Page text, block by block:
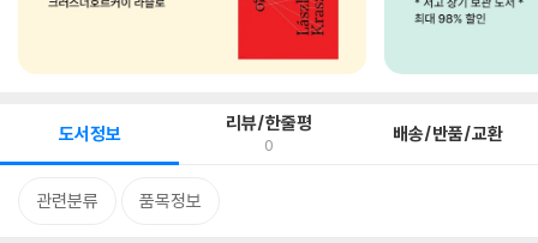
도서정보 리뷰/한줄평
0 배송/반품/교환
관련분류 품목정보